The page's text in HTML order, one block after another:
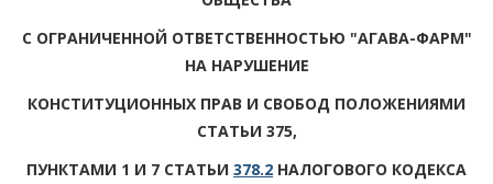
С ОГРАНИЧЕННОЙ ОТВЕТСТВЕННОСТЬЮ "АГАВА-ФАРМ"
НА НАРУШЕНИЕ
КОНСТИТУЦИОННЫХ ПРАВ И СВОБОД ПОЛОЖЕНИЯМИ
СТАТЬИ 375,
ПУНКТАМИ 1 И 7 СТАТЬИ 378.2 НАЛОГОВОГО КОДЕКСА